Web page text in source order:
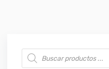
Búsqueda de productos